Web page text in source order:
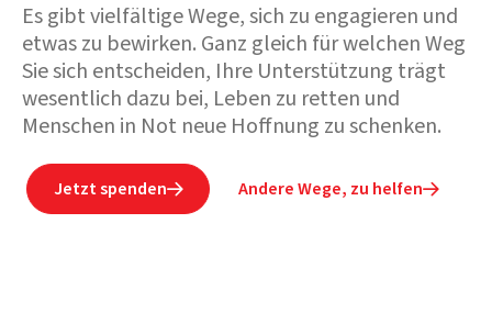
Es gibt vielfältige Wege, sich zu engagieren und
etwas zu bewirken. Ganz gleich für welchen Weg
Sie sich entscheiden, Ihre Unterstützung trägt
wesentlich dazu bei, Leben zu retten und
Menschen in Not neue Hoffnung zu schenken.
Jetzt spenden Andere Wege, zu helfen